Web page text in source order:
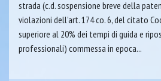
strada (c.d. sospensione breve della
violazioni dell’art. 174 co. 6, del citato
superiore al 20% dei tempi di guida e
professionali) commessa in epoca...